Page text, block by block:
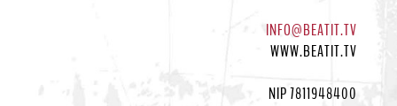
INFO@BEATIT.TV
WWW.BEATIT.TV
NIP 7811948400